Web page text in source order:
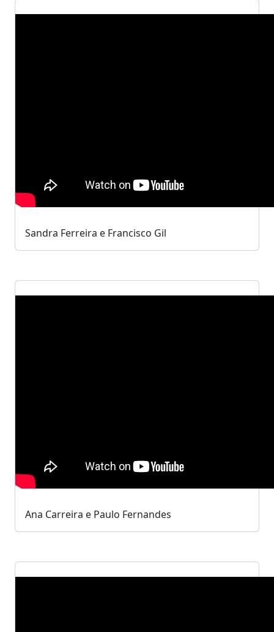
Sandra Ferreira e Francisco Gil
Ana Carreira e Paulo Fernandes